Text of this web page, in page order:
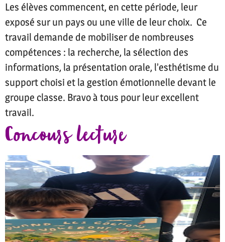
Les élèves commencent, en cette période, leur
exposé sur un pays ou une ville de leur choix. Ce
travail demande de mobiliser de nombreuses
compétences : la recherche, la sélection des
informations, la présentation orale, l’esthétisme du
support choisi et la gestion émotionnelle devant le
groupe classe. Bravo à tous pour leur excellent
travail.
Concours lecture